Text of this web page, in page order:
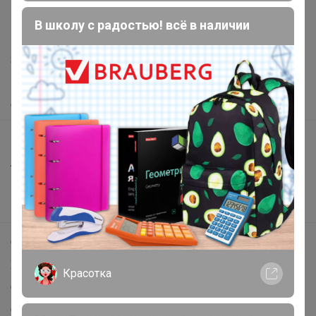
support@24-ok.ru
Защита покупателя
Помощь
О нас
Все предложения
Анонсы
Новости
Поддержка альпак
Самое выгодное
Хиты продаж
Самое желанное
Самое быстрое
В школу с радостью! всё в наличии
Красотка